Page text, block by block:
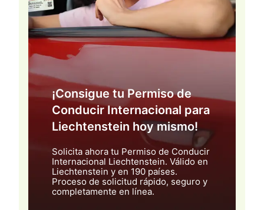
¡Consigue tu Permiso de
Conducir Internacional para
Liechtenstein hoy mismo!
Solicita ahora tu Permiso de Conducir
Internacional Liechtenstein. Válido en
Liechtenstein y en 190 países.
Proceso de solicitud rápido, seguro y
completamente en línea.